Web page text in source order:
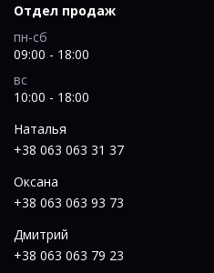
Отдел продаж
пн-сб
09:00 - 18:00
вс
10:00 - 18:00
Наталья
+38 063 063 31 37
Оксана
+38 063 063 93 73
Дмитрий
+38 063 063 79 23